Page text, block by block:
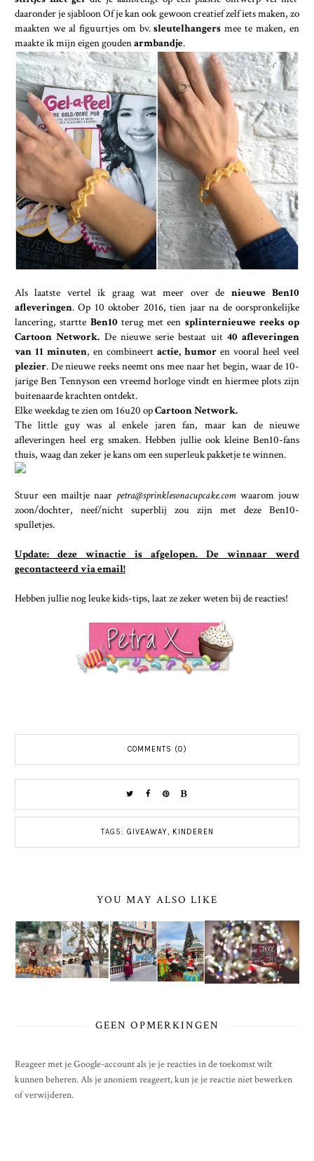
daaronder je sjabloon Of je kan ook gewoon creatief zelf iets maken, zo
maakten we al figuurtjes om bv.sleutelhangers mee te maken, en
maakte ik mijn eigen goudenarmbandje.
Als laatste vertel ik graag wat meer over de nieuwe Ben10
afleveringen. Op 10 oktober 2016, tien jaar na de oorspronkelijke
lancering, startte Ben10terug met een splinternieuwe reeks op
Cartoon Network. De nieuwe serie bestaat uit 40 afleveringen
van 11 minuten, en combineert actie, humor en vooral heel veel
plezier. De nieuwe reeks neemt ons mee naar het begin, waar de 10-
jarige Ben Tennyson een vreemd horloge vindt en hiermee plots zijn
buitenaarde krachten ontdekt.
Elke weekdag te zien om 16u20 opCartoon Network.
The little guy was al enkele jaren fan, maar kan de nieuwe
afleveringen heel erg smaken. Hebben jullie ook kleine Ben10-fans
thuis, waag dan zeker je kans om een superleuk pakketje te winnen.
Stuur een mailtje naar petra@sprinklesonacupcake.com waarom jouw
zoon/dochter, neef/nicht superblij zou zijn met deze Ben10-
spulletjes.
Update: deze winactie is afgelopen. De winnaar werd
gecontacteerd via email!
Hebben jullie nog leuke kids-tips, laat ze zeker weten bij de reacties!
COMMENTS (0)
TAGS: GIVEAWAY, KINDEREN
YOU MAY ALSO LIKE
GEEN OPMERKINGEN
Reageer met je Google-account als je je reacties in de toekomst wilt
kunnen beheren. Als je anoniem reageert, kun je je reactie niet bewerken
of verwijderen.